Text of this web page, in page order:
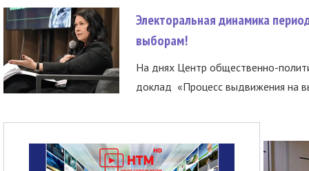
Электоральная динамика
выборам!
На днях Центр общественно-
доклад «Процесс выдвижения на